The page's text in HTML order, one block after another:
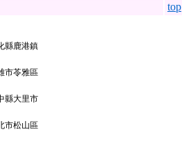
top
縣鹿港鎮
苓雅區
縣大里市
松山區